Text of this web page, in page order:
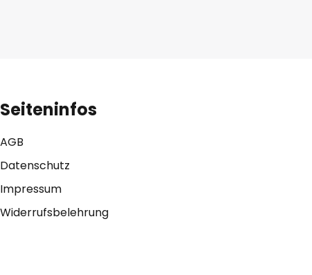
Seiteninfos
AGB
Datenschutz
Impressum
Widerrufsbelehrung